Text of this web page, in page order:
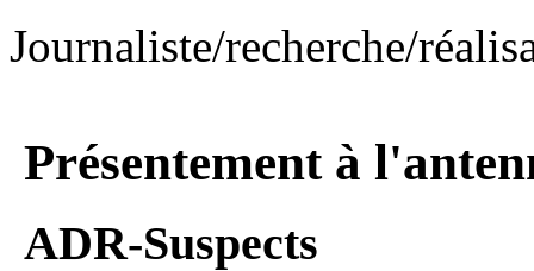
Journaliste/recherche/
Présentement à
ADR-Suspects